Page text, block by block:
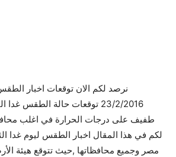
نرصد لكم الان توقعات اخبار
23/2/2016 توقعات حالة الطقس
طفيف على درجات الحرارة في اغلب
مصر وجميع محافظاتها ,حيث تتوقع هيئة